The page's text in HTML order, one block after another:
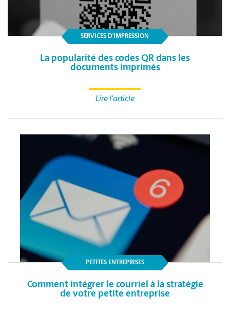
SERVICES D’IMPRESSION
La popularité des codes QR dans les
documents imprimés
Lire l'article
PETITES ENTREPRISES
Comment intégrer le courriel à la stratégie
de votre petite entreprise